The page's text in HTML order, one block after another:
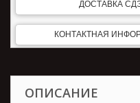
ДОСТАВКА
КОНТАКТНАЯ
ОПИСАНИЕ